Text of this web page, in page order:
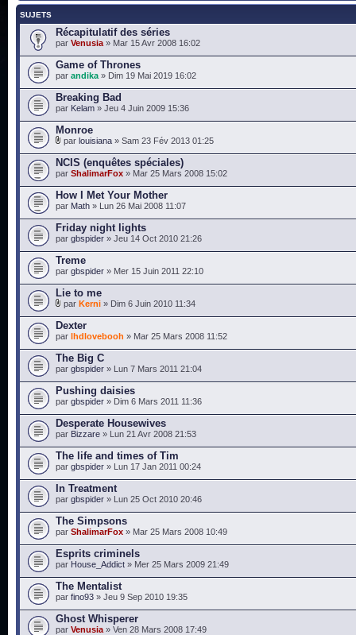
SUJETS
Récapitulatif des séries
par Venusia » Mar 15 Avr 2008 16:02
Game of Thrones
par andika » Dim 19 Mai 2019 16:02
Breaking Bad
par Kelam » Jeu 4 Juin 2009 15:36
Monroe
par louisiana » Sam 23 Fév 2013 01:25
NCIS (enquêtes spéciales)
par ShalimarFox » Mar 25 Mars 2008 15:02
How I Met Your Mother
par Math » Lun 26 Mai 2008 11:07
Friday night lights
par gbspider » Jeu 14 Oct 2010 21:26
Treme
par gbspider » Mer 15 Juin 2011 22:10
Lie to me
par Kerni » Dim 6 Juin 2010 11:34
Dexter
par lhdlovebooh » Mar 25 Mars 2008 11:52
The Big C
par gbspider » Lun 7 Mars 2011 21:04
Pushing daisies
par gbspider » Dim 6 Mars 2011 11:36
Desperate Housewives
par Bizzare » Lun 21 Avr 2008 21:53
The life and times of Tim
par gbspider » Lun 17 Jan 2011 00:24
In Treatment
par gbspider » Lun 25 Oct 2010 20:46
The Simpsons
par ShalimarFox » Mar 25 Mars 2008 10:49
Esprits criminels
par House_Addict » Mer 25 Mars 2009 21:49
The Mentalist
par fino93 » Jeu 9 Sep 2010 19:35
Ghost Whisperer
par Venusia » Ven 28 Mars 2008 17:49